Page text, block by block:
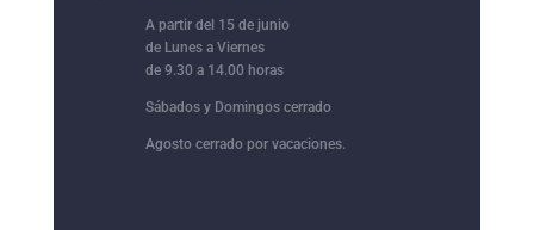
A partir del 15 de junio
de Lunes a Viernes
de 9.30 a 14.00 horas
Sábados y Domingos cerrado
Agosto cerrado por vacaciones.